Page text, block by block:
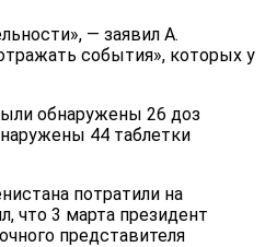
— заявил А.
события», которых у
обнаружены 26 доз
44 таблетки
потратили на
что 3 марта президент
представителя